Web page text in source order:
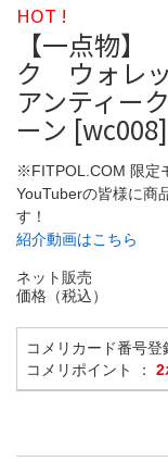
HOT !
【一点物
ク ウォレ
アンティー
ーン
※FITPOL.COM 限定
YouTuberの皆様に商
す！
紹介動画はこちら
ネット販売
価格（税込）
コメリカード番号
コメリポイント ： 2